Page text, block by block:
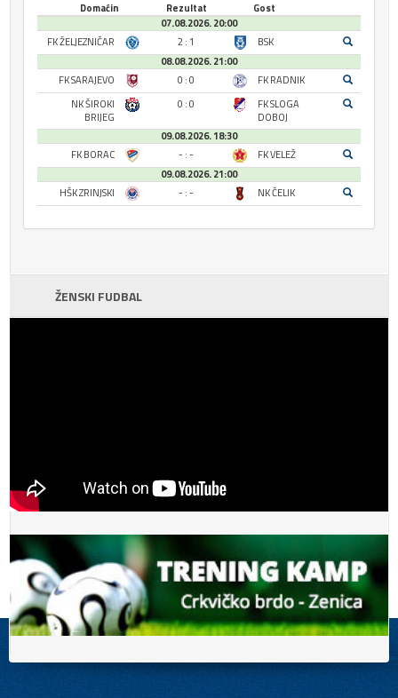
Domaćin Rezultat
Gost
07.08.2026. 20:00
FK ŽELJEZNIČAR
2 : 1
BSK
08.08.2026. 21:00
FK SARAJEVO
0 : 0
FK RADNIK
NK ŠIROKI
BRIJEG
0 : 0
FK SLOGA
DOBOJ
09.08.2026. 18:30
FK BORAC
- : -
FK VELEŽ
09.08.2026. 21:00
HŠK ZRINJSKI
- : - NK ČELIK
ŽENSKI FUDBAL